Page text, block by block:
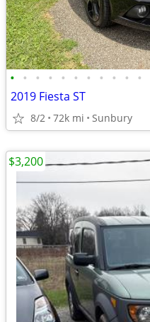
• • • • • • • • • • •
2019 Fiesta ST
8/2 72k mi Sunbury
$3,200